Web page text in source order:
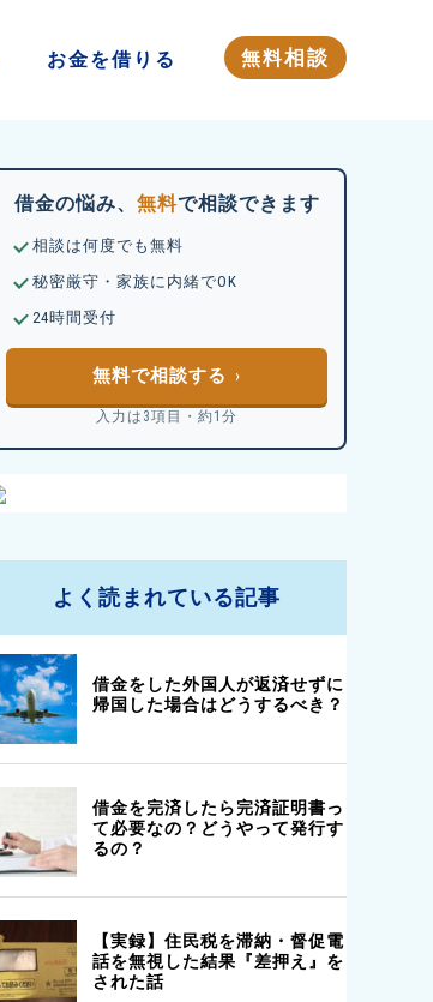
お金を借りる 無料相談
借金の悩み、 無料で相談できます
相談は何度でも無料
秘密厳守・家族に内緒でOK
24時間受付
無料で相談する
入力は3項目・約1分
よく読まれている記事